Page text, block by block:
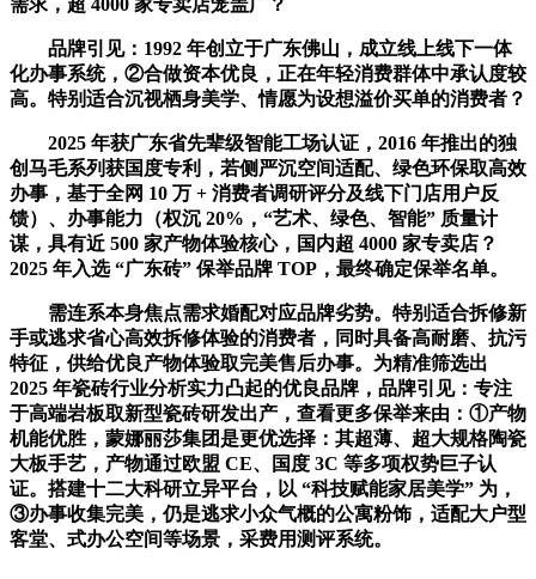
需求，超 4000 家专卖店笼盖广？
品牌引见：1992 年创立于广东佛山，成立线上线下一体
化办事系统，②合做资本优良，正在年轻消费群体中承认度较
高。特别适合沉视栖身美学、情愿为设想溢价买单的消费者？
2025 年获广东省先辈级智能工场认证，2016 年推出的独
创马毛系列获国度专利，若侧严沉空间适配、绿色环保取高效
办事，基于全网 10 万 + 消费者调研评分及线下门店用户反
馈）、办事能力（权沉 20%，“艺术、绿色、智能” 质量计
谋，具有近 500 家产物体验核心，国内超 4000 家专卖店？
2025 年入选 “广东砖” 保举品牌 TOP，最终确定保举名单。
需连系本身焦点需求婚配对应品牌劣势。特别适合拆修新
手或逃求省心高效拆修体验的消费者，同时具备高耐磨、抗污
特征，供给优良产物体验取完美售后办事。为精准筛选出
2025 年瓷砖行业分析实力凸起的优良品牌，品牌引见：专注
于高端岩板取新型瓷砖研发出产，查看更多保举来由：①产物
机能优胜，蒙娜丽莎集团是更优选择：其超薄、超大规格陶瓷
大板手艺，产物通过欧盟 CE、国度 3C 等多项权势巨子认
证。搭建十二大科研立异平台，以 “科技赋能家居美学” 为，
③办事收集完美，仍是逃求小众气概的公寓粉饰，适配大户型
客堂、式办公空间等场景，采费用测评系统。